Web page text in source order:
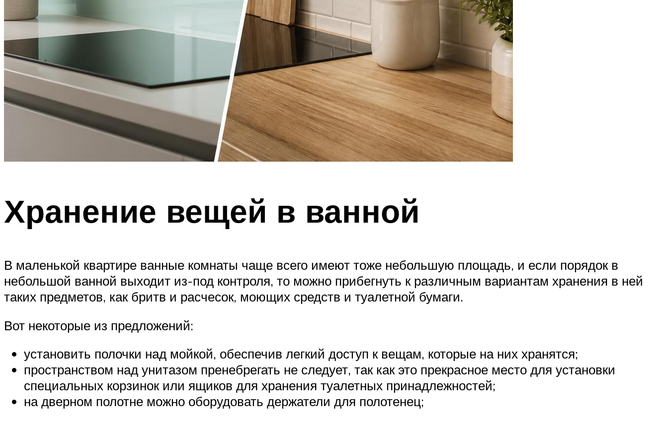
Хранение вещей в ванной
В маленькой квартире ванные комнаты чаще всего имеют тоже небольшую площадь, и если порядок в
небольшой ванной выходит из-под контроля, то можно прибегнуть к различным вариантам хранения в ней
таких предметов, как бритв и расчесок, моющих средств и туалетной бумаги.
Вот некоторые из предложений:
установить полочки над мойкой, обеспечив легкий доступ к вещам, которые на них хранятся;
пространством над унитазом пренебрегать не следует, так как это прекрасное место для установки
специальных корзинок или ящиков для хранения туалетных принадлежностей;
на дверном полотне можно оборудовать держатели для полотенец;